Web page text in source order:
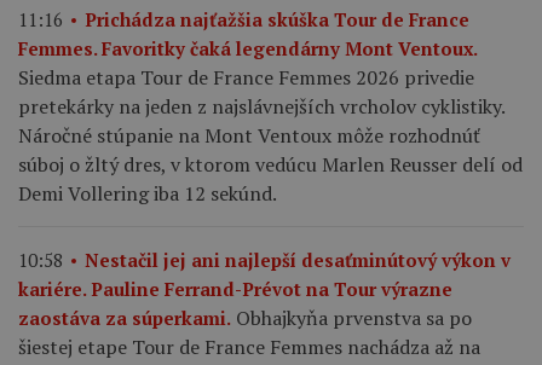
11:16
Prichádza najťažšia skúška Tour de France
Femmes. Favoritky čaká legendárny Mont Ventoux.
Siedma etapa Tour de France Femmes 2026 privedie
pretekárky na jeden z najslávnejších vrcholov cyklistiky.
Náročné stúpanie na Mont Ventoux môže rozhodnúť
súboj o žltý dres, v ktorom vedúcu Marlen Reusser delí od
Demi Vollering iba 12 sekúnd.
10:58
Nestačil jej ani najlepší desaťminútový výkon v
kariére. Pauline Ferrand-Prévot na Tour výrazne
zaostáva za súperkami. Obhajkyňa prvenstva sa po
šiestej etape Tour de France Femmes nachádza až na